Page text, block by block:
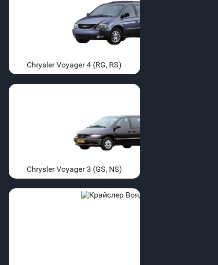
Chrysler Voyager 4 (RG, RS)
Chrysler Voyager 3 (GS, NS)